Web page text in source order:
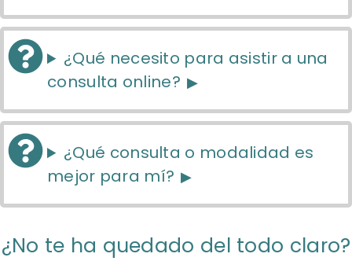
¿Qué necesito para asistir a una
consulta online?
¿Qué consulta o modalidad es
mejor para mí?
¿No te ha quedado del todo claro?